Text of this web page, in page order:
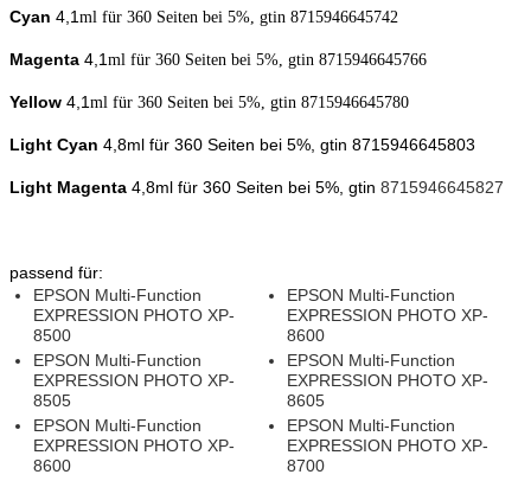
Cyan 4,1 ml für 360 Seiten bei 5%, gtin 8715946645742
Magenta 4,1 ml für 360 Seiten bei 5%, gtin 8715946645766
Yellow 4,1 ml für 360 Seiten bei 5%, gtin 8715946645780
Light Cyan 4,8ml für 360 Seiten bei 5%, gtin 8715946645803
Light Magenta 4,8ml für 360 Seiten bei 5%, gtin 8715946645827
passend für:
EPSON Multi-Function
EXPRESSION PHOTO XP-
8500
EPSON Multi-Function
EXPRESSION PHOTO XP-
8505
EPSON Multi-Function
EXPRESSION PHOTO XP-
8600
EPSON Multi-Function
EXPRESSION PHOTO XP-
8600
EPSON Multi-Function
EXPRESSION PHOTO XP-
8605
EPSON Multi-Function
EXPRESSION PHOTO XP-
8700